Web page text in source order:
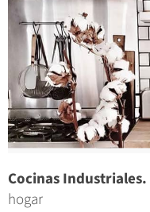
Cocinas Industriales.
hogar